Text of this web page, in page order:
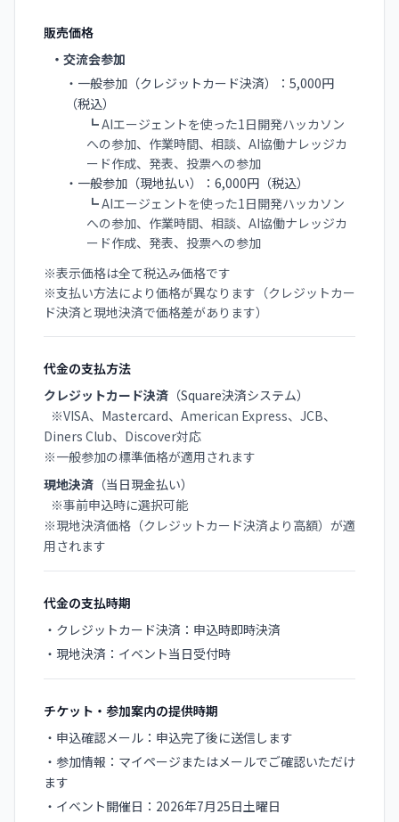
販売価格
・交流会参加
・一般参加（クレジットカード決済）：5,000円
（税込）
┗ AIエージェントを使った1日開発ハッカソン
への参加、作業時間、相談、AI協働ナレッジカ
ード作成、発表、投票への参加
・一般参加（現地払い）：6,000円（税込）
┗ AIエージェントを使った1日開発ハッカソン
への参加、作業時間、相談、AI協働ナレッジカ
ード作成、発表、投票への参加
※表示価格は全て税込み価格です
※支払い方法により価格が異なります（クレジットカー
ド決済と現地決済で価格差があります）
代金の支払方法
クレジットカード決済 （Square決済システム）
※VISA、Mastercard、American Express、JCB、
Diners Club、Discover対応
※一般参加の標準価格が適用されます
現地決済 （当日現金払い）
※事前申込時に選択可能
※現地決済価格（クレジットカード決済より高額）が適
用されます
代金の支払時期
・クレジットカード決済：申込時即時決済
・現地決済：イベント当日受付時
チケット・参加案内の提供時期
・申込確認メール：申込完了後に送信します
・参加情報：マイページまたはメールでご確認いただけ
ます
・イベント開催日：2026年7月25日土曜日